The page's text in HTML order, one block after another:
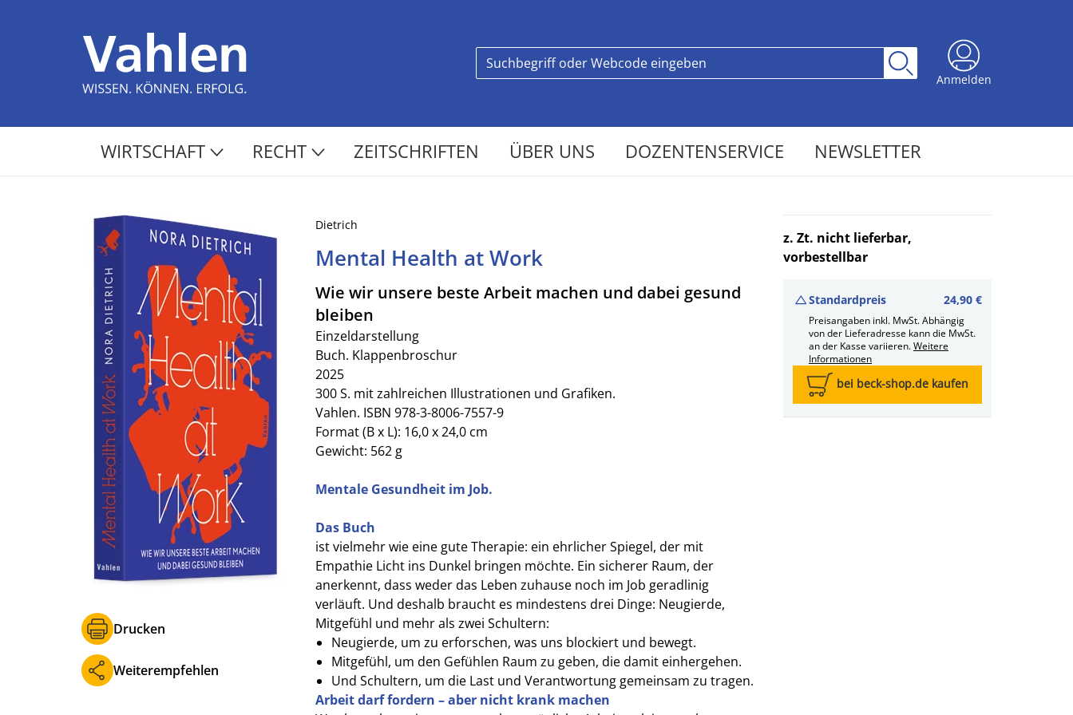
Anmelden
WIRTSCHAFT RECHT ZEITSCHRIFTEN ÜBER UNS DOZENTENSERVICE NEWSLETTER
Drucken
Weiterempfehlen
Dietrich
Mental Health at Work
Wie wir unsere beste Arbeit machen und dabei gesund
bleiben
Einzeldarstellung
Buch. Klappenbroschur
2025
300 S. mit zahlreichen Illustrationen und Grafiken.
Vahlen. ISBN 978-3-8006-7557-9
Format (B x L): 16,0 x 24,0 cm
Gewicht: 562 g
Mentale Gesundheit im Job.
Das Buch
ist vielmehr wie eine gute Therapie: ein ehrlicher Spiegel, der mit
Empathie Licht ins Dunkel bringen möchte. Ein sicherer Raum, der
anerkennt, dass weder das Leben zuhause noch im Job geradlinig
verläuft. Und deshalb braucht es mindestens drei Dinge: Neugierde,
Mitgefühl und mehr als zwei Schultern:
Neugierde, um zu erforschen, was uns blockiert und bewegt.
Mitgefühl, um den Gefühlen Raum zu geben, die damit einhergehen.
Und Schultern, um die Last und Verantwortung gemeinsam zu tragen.
Arbeit darf fordern – aber nicht krank machen
z. Zt. nicht lieferbar,
vorbestellbar
Standardpreis 24,90 €
Preisangaben inkl. MwSt. Abhängig
von der Lieferadresse kann die MwSt.
an der Kasse variieren.Weitere
Informationen
bei beck-shop.de kaufen